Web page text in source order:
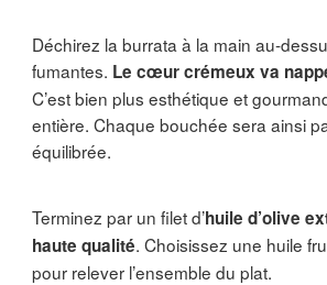
Déchirez la burrata à la main au-
fumantes. Le cœur crémeux va
C’est bien plus esthétique et
entière. Chaque bouchée sera ainsi
équilibrée.
Terminez par un filet d’huile d’olive
haute qualité. Choisissez une huile
pour relever l’ensemble du plat.